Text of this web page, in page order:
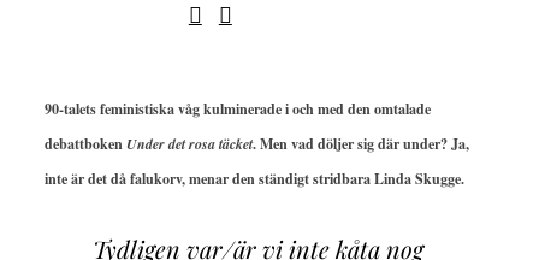
90-talets feministiska våg kulminerade i och med den omtalade
debattbokenUnder det rosa täcket. Men vad döljer sig där under? Ja,
inte är det då falukorv, menar den ständigt stridbara Linda Skugge.
Tydligen var/är vi inte kåta nog